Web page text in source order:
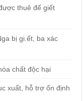
thuê để giết
bị gi.ết, ba xác
chất độc hại
xuất, hỗ trợ ổn định